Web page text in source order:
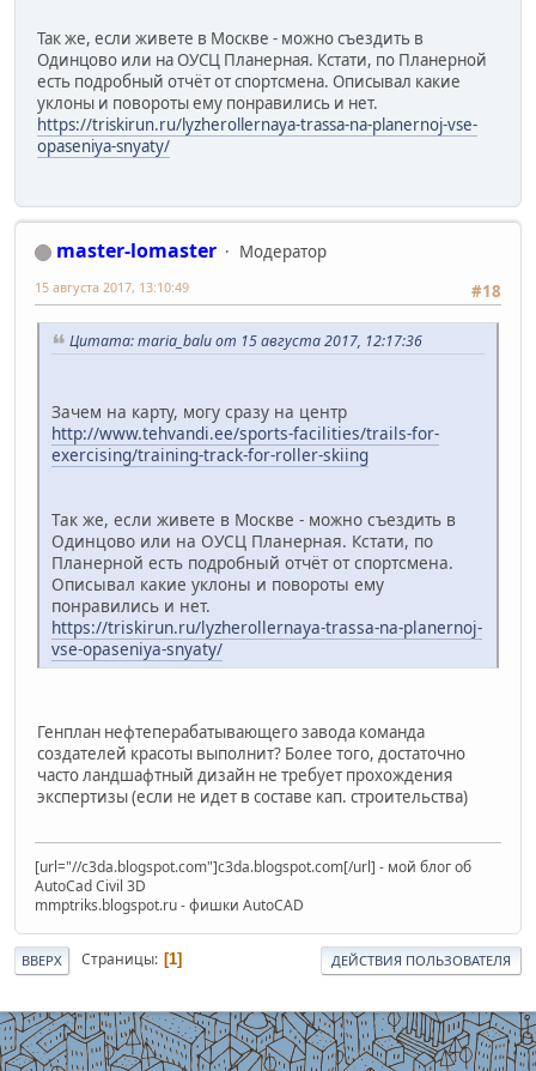
Так же, если живете в Москве - можно съездить в
Одинцово или на ОУСЦ Планерная. Кстати, по Планерной
есть подробный отчёт от спортсмена. Описывал какие
уклоны и повороты ему понравились и нет.
https://triskirun.ru/lyzherollernaya-trassa-na-planernoj-vse-
opaseniya-snyaty/
master-lomaster
Модератор
#18
15 августа 2017, 13:10:49
Цитата: maria_balu от 15 августа 2017, 12:17:36
Зачем на карту, могу сразу на центр
http://www.tehvandi.ee/sports-facilities/trails-for-
exercising/training-track-for-roller-skiing
Так же, если живете в Москве - можно съездить в
Одинцово или на ОУСЦ Планерная. Кстати, по
Планерной есть подробный отчёт от спортсмена.
Описывал какие уклоны и повороты ему
понравились и нет.
https://triskirun.ru/lyzherollernaya-trassa-na-planernoj-
vse-opaseniya-snyaty/
Генплан нефтеперабатывающего завода команда
создателей красоты выполнит? Более того, достаточно
часто ландшафтный дизайн не требует прохождения
экспертизы (если не идет в составе кап. строительства)
[url="//c3da.blogspot.com"]c3da.blogspot.com[/url] - мой блог об
AutoCad Civil 3D
mmptriks.blogspot.ru - фишки AutoCAD
ВВЕРХ Страницы 1 ДЕЙСТВИЯ ПОЛЬЗОВАТЕЛЯ